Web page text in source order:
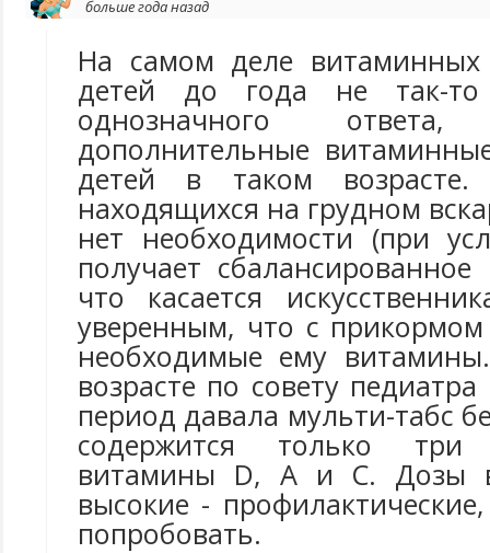
больше года назад
На самом деле витаминных
детей до года не так-
однозначного
дополнительные
детей в таком
находящихся на грудном
нет необходимости (при
получает
что касается
уверенным, что с
необходимые ему
возрасте по совету
период давала мульти-табс
содержится только
витамины D, A и C. Дозы
высокие -
попробовать.